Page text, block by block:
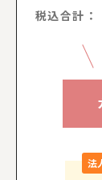
税込合計：
法